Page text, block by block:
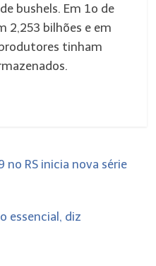
bushels. Em 1o de
2,253 bilhões e em
tinham
no RS inicia nova série
essencial, diz